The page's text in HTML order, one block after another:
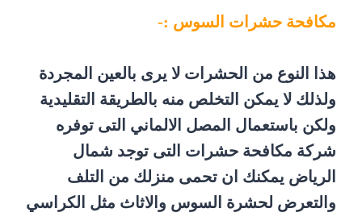
مكافحة حشرات السوس :-
هذا النوع من الحشرات لا يرى بالعين المجردة
ولذلك لا يمكن التخلص منه بالطريقة التقليدية
ولكن باستعمال المصل الالماني التى توفره
شركة مكافحة حشرات التى توجد شمال
الرياض يمكنك ان تحمى منزلك من التلف
والتعرض لحشرة السوس والاثاث مثل الكراسي